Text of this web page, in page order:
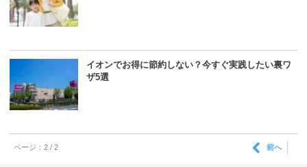
イオンでお得に節約しない？今すぐ実践したい裏ワ
ザ5選
ページ：2 / 2 前へ